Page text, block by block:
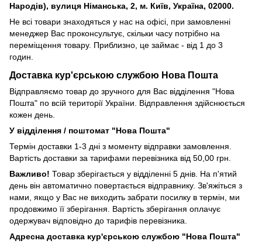
Народів), вулиця Німанська, 2, м. Київ, Україна, 02000.
Не всі товари знаходяться у нас на офісі, при замовленні
менеджер Вас проконсультує, скільки часу потрібно на
переміщення товару. Приблизно, це займає - від 1 до 3
годин.
Доставка кур'єрською службою Нова Пошта
Відправляємо товар до зручного для Вас відділення "Нова
Пошта" по всій території України. Відправлення здійснюється
кожен день.
У відділення / поштомат "Нова Пошта"
Термін доставки 1-3 дні з моменту відправки замовлення.
Вартість доставки за тарифами перевізника від 50,00 грн.
Важливо! Товар зберігається у відділенні 5 днів. На п'ятий
день він автоматично повертається відправнику. Зв'яжіться з
нами, якщо у Вас не виходить забрати посилку в термін, ми
продовжимо її зберігання. Вартість зберігання оплачує
одержувач відповідно до тарифів перевізника.
Адресна доставка кур'єрською службою "Нова Пошта"